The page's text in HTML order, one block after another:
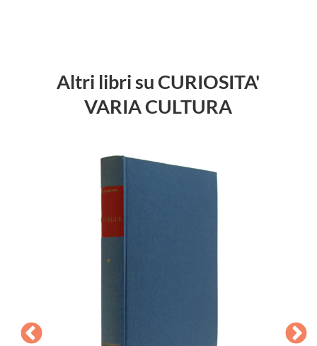
Altri libri su CURIOSITA'
VARIA CULTURA